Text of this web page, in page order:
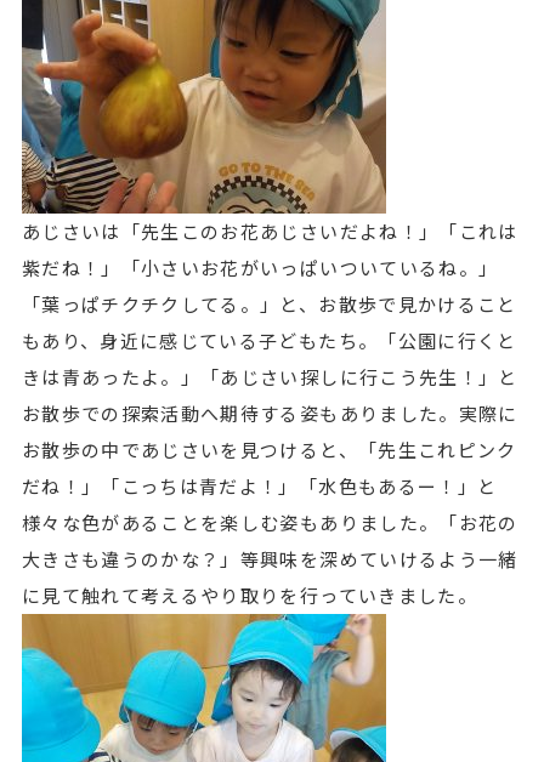
あじさいは「先生このお花あじさいだよね！」「これは
紫だね！」「小さいお花がいっぱいついているね。」
「葉っぱチクチクしてる。」と、お散歩で見かけること
もあり、身近に感じている子どもたち。「公園に行くと
きは青あったよ。」「あじさい探しに行こう先生！」と
お散歩での探索活動へ期待する姿もありました。実際に
お散歩の中であじさいを見つけると、「先生これピンク
だね！」「こっちは青だよ！」「水色もあるー！」と
様々な色があることを楽しむ姿もありました。「お花の
大きさも違うのかな？」等興味を深めていけるよう一緒
に見て触れて考えるやり取りを行っていきました。